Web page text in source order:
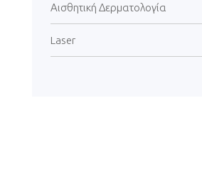
Αισθητική Δερματολογία
Laser